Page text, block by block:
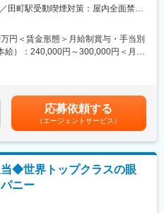
画、ナビサイトへの掲載、合同説
クライアントの所在地、活動に応じ
るケースがあります。
下回る5％で、全体的に穏やかな社風
ーキングデー/有給取得率(2024年
の福利厚生
のメディカルリソースは、医療・ヘ
急速に拡大しています。
ア事業部に所属する【産業保健師】
ことができます。
以下業務をお任せします。自社での
務、割合は半々程度です。
る方針のため、チームで連携しなが
や訪問で健診結果に基づいた受診勧
田町駅受動喫煙対策：屋内全面禁煙
円＜賃金形態＞月給制賞与・手当別
給）：240,000円～300,000円＜月給
含んだモデルです。残業代は1分単位
も目安の金額であり、選考を通じて
月給(月額)は固定手当を含めた表記で
応募依頼する
（エージェントサービス）
当◆世界トップクラスの眼
ニー